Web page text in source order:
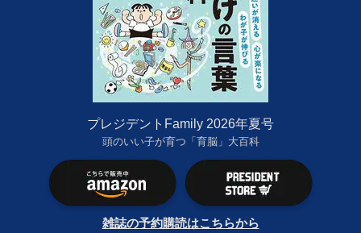
プレジデントFamily 2026年夏号
頭のいい子が育つ「育脳」大百科
雑誌の予約購読はこちらから